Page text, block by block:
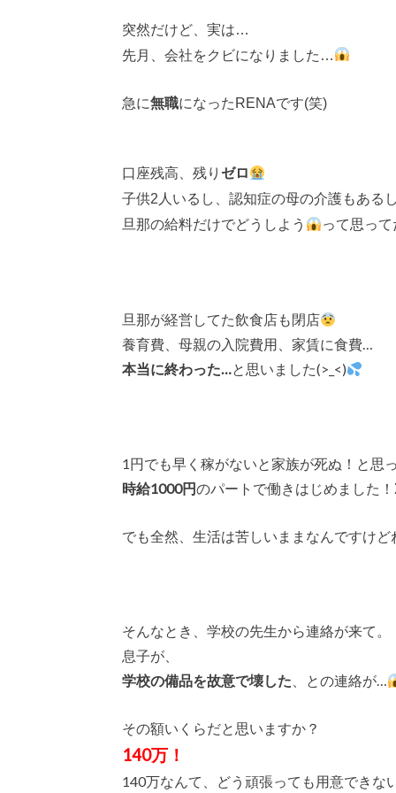
突然だけど、実は…
先月、会社をクビになりました…
急に無職になったRENAです(笑)
口座残高、残り ゼロ
子供2人いるし、認知症の母の介護もあるし
旦那の給料だけでどうしよう
って思っ
旦那が経営してた飲食店も閉店
養育費、母親の入院費用、家賃に食費…
本当に終わった…と思いました(>_<)
1円でも早く稼がないと家族が死ぬ！と思
時給1000円のパートで働きはじめました
でも全然、生活は苦しいままなんですけど
そんなとき、学校の先生から連絡が来て。
息子が、
学校の備品を故意で壊した 、との連絡が…
その額いくらだと思いますか？
140万！
140万なんて、どう頑張っても用意できな